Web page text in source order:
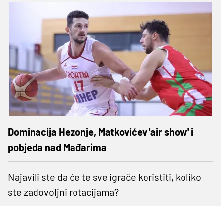
Dominacija Hezonje, Matkovićev 'air show' i
pobjeda nad Mađarima
Najavili ste da će te sve igrače koristiti, koliko
ste zadovoljni rotacijama?